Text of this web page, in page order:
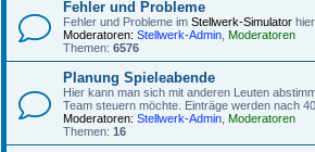
Fehler und Probleme
Fehler und Probleme im Stellwerk-Simulator
Moderatoren: Stellwerk-Admin Moderatoren
Themen: 6576
Planung Spieleabende
Hier kann man sich mit anderen Leuten
Team steuern möchte. Einträge werden nach
Moderatoren: Stellwerk-Admin Moderatoren
Themen: 16